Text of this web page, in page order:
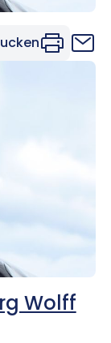
Wolff